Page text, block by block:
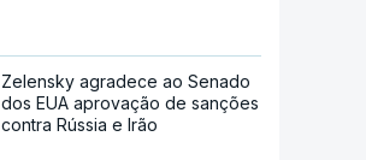
Zelensky agradece ao Senado
dos EUA aprovação de sanções
contra Rússia e Irão